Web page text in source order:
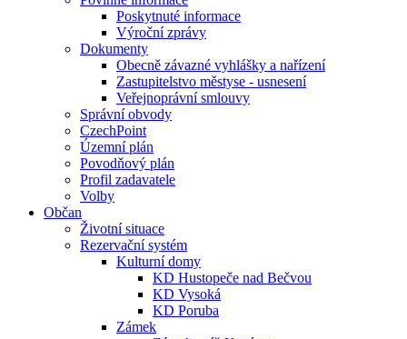
Poskytnuté informace
Výroční zprávy
Dokumenty
Obecně závazné vyhlášky a nařízení
Zastupitelstvo městyse - usnesení
Veřejnoprávní smlouvy
Správní obvody
CzechPoint
Územní plán
Povodňový plán
Profil zadavatele
Volby
Občan
Životní situace
Rezervační systém
Kulturní domy
KD Hustopeče nad Bečvou
KD Vysoká
KD Poruba
Zámek